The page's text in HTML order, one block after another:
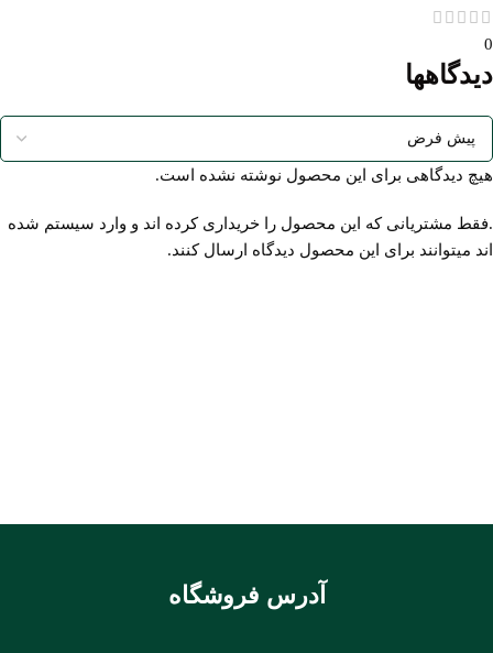
0
دیدگاهها
هیچ دیدگاهی برای این محصول نوشته نشده است.
.فقط مشتریانی که این محصول را خریداری کرده اند و وارد سیستم شده
اند میتوانند برای این محصول دیدگاه ارسال کنند.
آدرس فروشگاه